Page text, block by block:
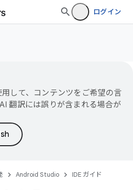
ログイン
して、コンテンツをご希望の言
翻訳には誤りが含まれる場合が
Android Studio IDE ガイド